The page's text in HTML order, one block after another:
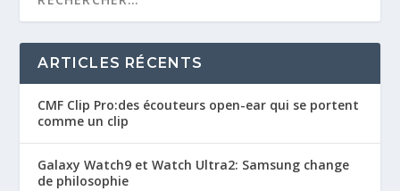
ARTICLES RÉCENTS
CMF Clip Pro:des écouteurs open-ear qui se portent
comme un clip
Galaxy Watch9 et Watch Ultra2: Samsung change
de philosophie